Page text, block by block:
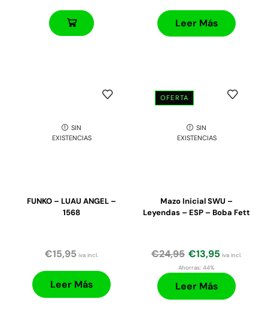
Leer Más
SIN
EXISTENCIAS
FUNKO – LUAU ANGEL –
1568
€15,95 iva incl.
Leer Más
OFERTA
SIN
EXISTENCIAS
Mazo Inicial SWU –
Leyendas – ESP – Boba Fett
€24,95 €13,95 iva incl.
Ahorras: 44%
Leer Más